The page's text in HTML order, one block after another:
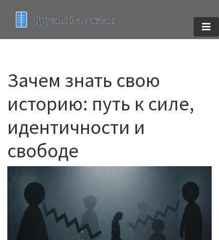
Зачем знать свою
историю: путь к силе,
идентичности и
свободе